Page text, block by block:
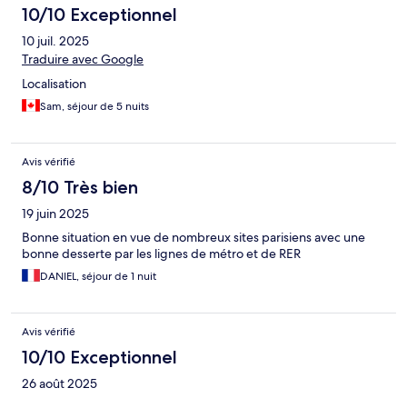
10/10 Exceptionnel
10 juil. 2025
Traduire avec Google
Localisation
Sam, séjour de 5 nuits
Avis vérifié
8/10 Très bien
19 juin 2025
Bonne situation en vue de nombreux sites parisiens avec une
bonne desserte par les lignes de métro et de RER
DANIEL, séjour de 1 nuit
Avis vérifié
10/10 Exceptionnel
26 août 2025